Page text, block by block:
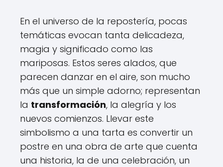
En el universo de la repostería, pocas
temáticas evocan tanta delicadeza,
magia y significado como las
mariposas. Estos seres alados, que
parecen danzar en el aire, son mucho
más que un simple adorno; representan
la transformación, la alegría y los
nuevos comienzos. Llevar este
simbolismo a una tarta es convertir un
postre en una obra de arte que cuenta
una historia, la de una celebración, un